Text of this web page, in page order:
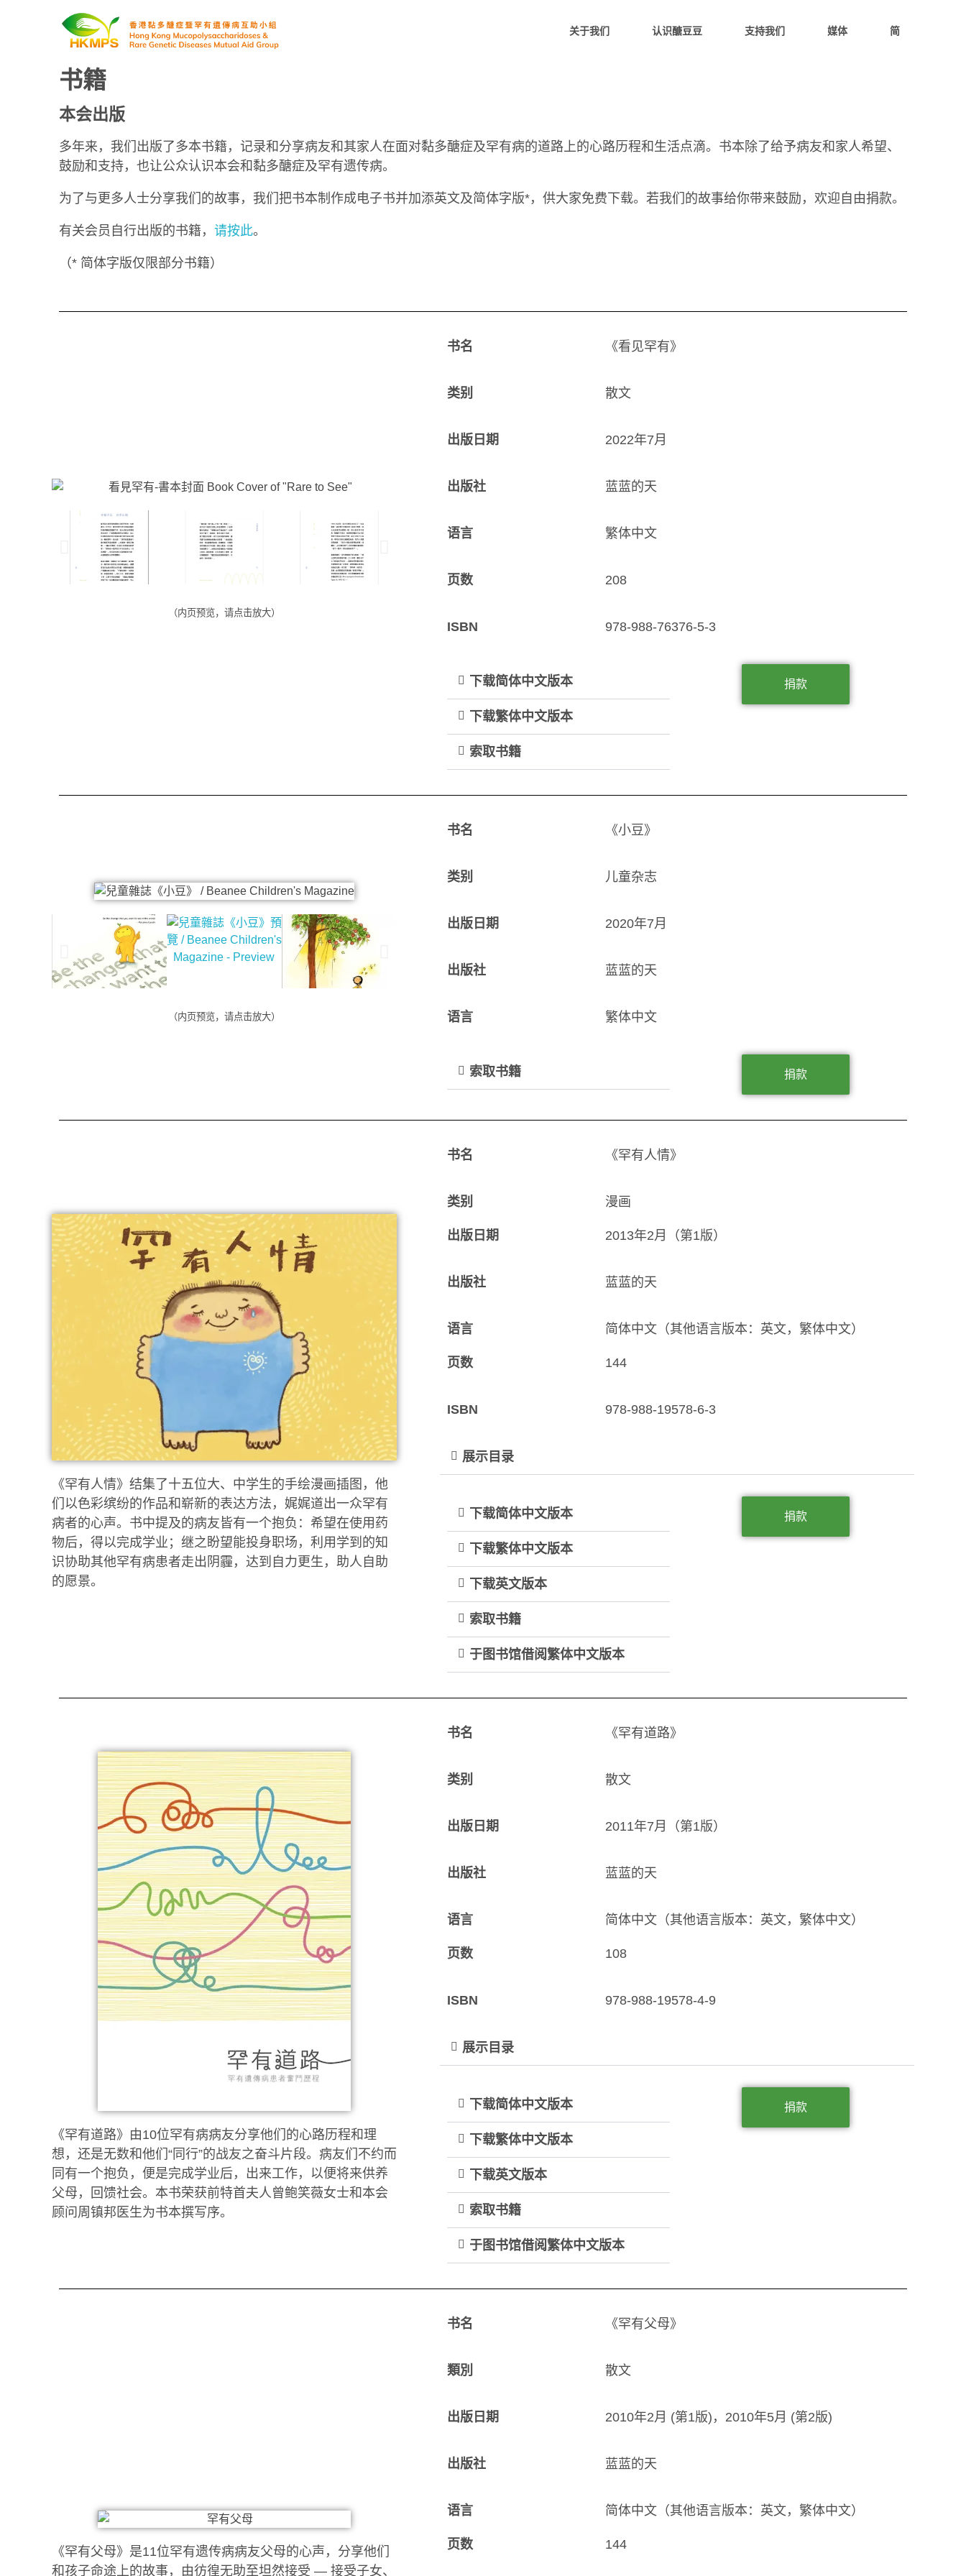
香港黏多醣症暨罕有遗传病互助小组
关于我们 认识醣豆豆 支持我们 媒体 简
书籍
本会出版​
多年来，我们出版了多本书籍，记录和分享病友和其家人在面对黏多醣症及罕有病的道路上的心路历程和生活点滴。书本除了给予病友和家人希望、
鼓励和支持，也让公众认识本会和黏多醣症及罕有遗传病。
为了与更多人士分享我们的故事，我们把书本制作成电子书并加添英文及简体字版*，供大家免费下载。若我们的故事给你带来鼓励，欢迎自由捐款。
有关会员自行出版的书籍， 请按此。
（* 简体字版仅限部分书籍）
（内页预览，请点击放大）
书名 《看见罕有》
类别 散文
出版日期 2022年7月
出版社 蓝蓝的天
语言 繁体中文
页数 208
ISBN 978-988-76376-5-3
下载简体中文版本
下载繁体中文版本
索取书籍
捐款
（内页预览，请点击放大）
书名 《小豆》
类别 儿童杂志
出版日期 2020年7月
出版社 蓝蓝的天
语言 繁体中文
索取书籍 捐款
《罕有人情》结集了十五位大、中学生的手绘漫画插图，他
们以色彩缤纷的作品和崭新的表达方法，娓娓道出一众罕有
病者的心声。书中提及的病友皆有一个抱负：希望在使用药
物后，得以完成学业；继之盼望能投身职场，利用学到的知
识协助其他罕有病患者走出阴霾，达到自力更生，助人自助
的愿景。
书名 《罕有人情》
类别 漫画
出版日期 2013年2月（第1版）
出版社 蓝蓝的天
语言 简体中文（其他语言版本：英文，繁体中文）
页数 144
ISBN 978-988-19578-6-3
展示目录
下载简体中文版本
下载繁体中文版本
下载英文版本
索取书籍
于图书馆借阅繁体中文版本
捐款
《罕有道路》由10位罕有病病友分享他们的心路历程和理
想，还是无数和他们“同行”的战友之奋斗片段。病友们不约而
同有一个抱负，便是完成学业后，出来工作，以便将来供养
父母，回馈社会。本书荣获前特首夫人曾鲍笑薇女士和本会
顾问周镇邦医生为书本撰写序。
书名 《罕有道路》
类别 散文
出版日期 2011年7月（第1版）
出版社 蓝蓝的天
语言 简体中文（其他语言版本：英文，繁体中文）
页数 108
ISBN 978-988-19578-4-9
展示目录
下载简体中文版本
下载繁体中文版本
下载英文版本
索取书籍
于图书馆借阅繁体中文版本
捐款
《罕有父母》是11位罕有遗传病病友父母的心声，分享他们
和孩子命途上的故事，由彷徨无助至坦然接受 — 接受子女、
书名 《罕有父母》
類別 散文
出版日期 2010年2月 (第1版)，2010年5月 (第2版)
出版社 蓝蓝的天
语言 简体中文（其他语言版本：英文，繁体中文）
页数 144